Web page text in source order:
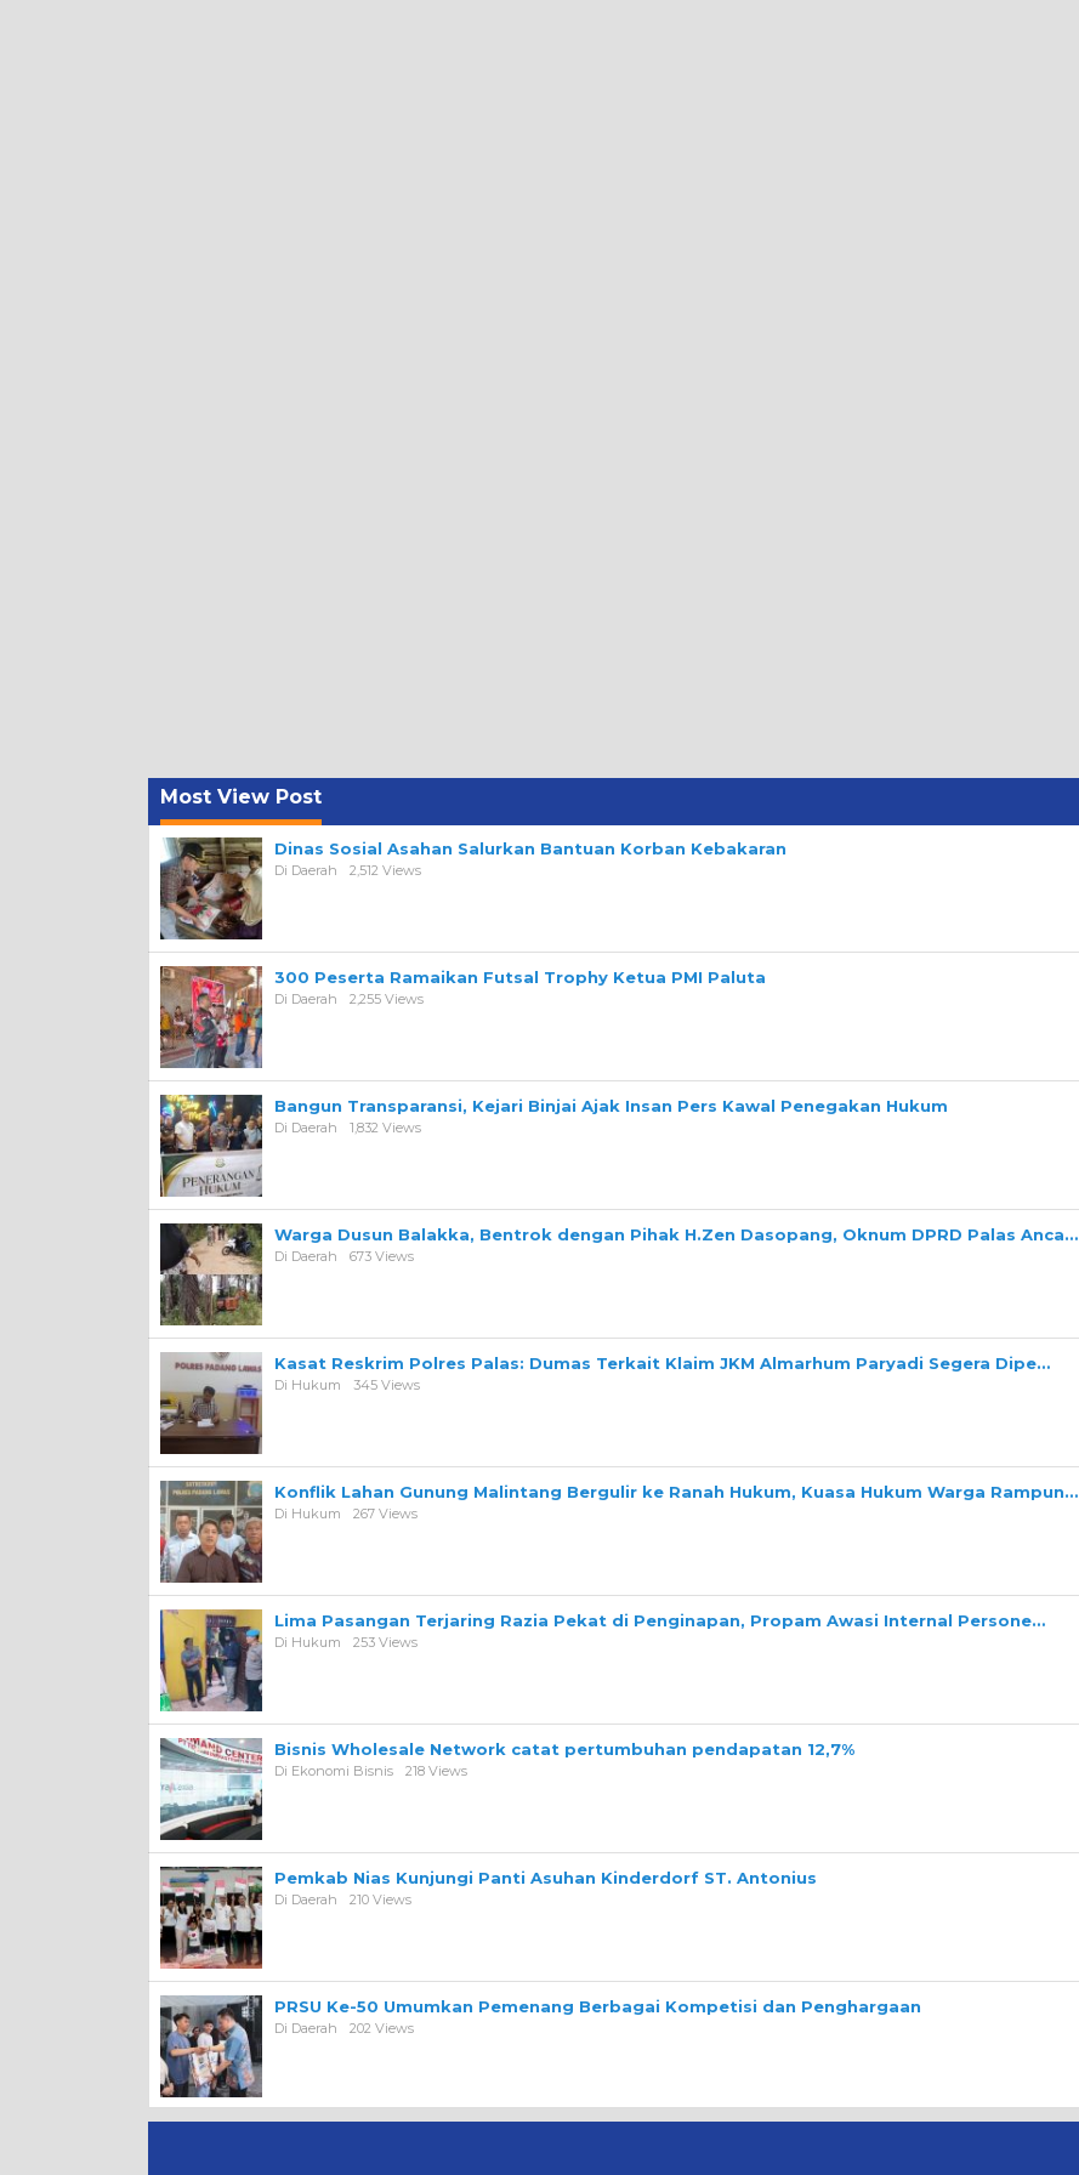
Most View Post
Dinas Sosial Asahan Salurkan Bantuan Korban Kebakaran
Di Daerah 2,512 Views
300 Peserta Ramaikan Futsal Trophy Ketua PMI Paluta
Di Daerah 2,255 Views
Bangun Transparansi, Kejari Binjai Ajak Insan Pers Kawal Penegakan Hukum
Di Daerah 1,832 Views
Warga Dusun Balakka, Bentrok dengan Pihak H.Zen Dasopang, Oknum DPRD Palas Anca…
Di Daerah 673 Views
Kasat Reskrim Polres Palas: Dumas Terkait Klaim JKM Almarhum Paryadi Segera Dipe…
Di Hukum 345 Views
Konflik Lahan Gunung Malintang Bergulir ke Ranah Hukum, Kuasa Hukum Warga Rampun…
Di Hukum 267 Views
Lima Pasangan Terjaring Razia Pekat di Penginapan, Propam Awasi Internal Persone…
Di Hukum 253 Views
Bisnis Wholesale Network catat pertumbuhan pendapatan 12,7%
Di Ekonomi Bisnis 218 Views
Pemkab Nias Kunjungi Panti Asuhan Kinderdorf ST. Antonius
Di Daerah 210 Views
PRSU Ke-50 Umumkan Pemenang Berbagai Kompetisi dan Penghargaan
Di Daerah 202 Views